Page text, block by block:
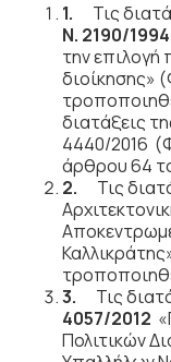
1. Τις
Ν. 2190/1994
την
διοίκησης»
διατάξεις
4440/2016
άρθρου 64
2. Τις
3. Τις
4057/2012
Πολιτικών